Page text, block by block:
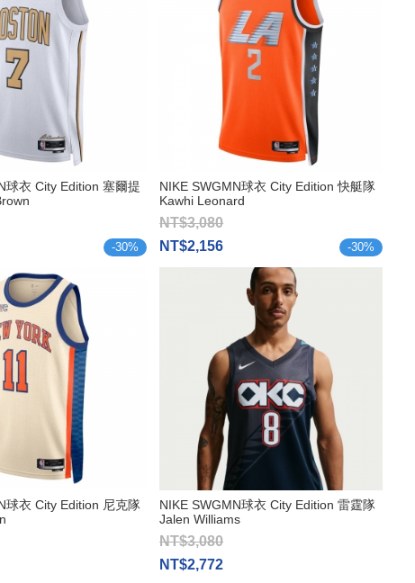
球衣 City Edition 塞爾提
-30%
NIKE SWGMN球衣 City Edition 快艇隊
Kawhi Leonard
NT$3,080
NT$2,156
-30%
球衣 City Edition 尼克隊
NIKE SWGMN球衣 City Edition 雷霆隊
Jalen Williams
NT$3,080
NT$2,772